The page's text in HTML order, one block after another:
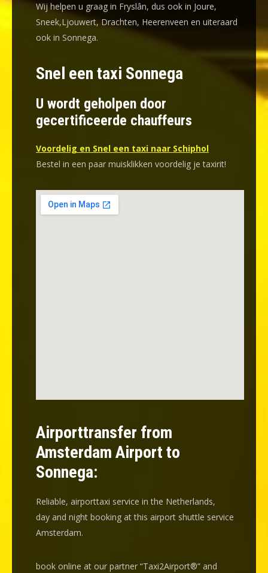
Wij helpen u graag in Fryslân, dus ook in Joure,
Sneek,Ljouwert, Drachten, Heerenveen en uiteraard
ook in Sonnega.
Snel een taxi Sonnega
U wordt geholpen door
gecertificeerde chauffeurs
Voordelig en Snel een taxi naar Schiphol
Bestel in een paar muisklikken voordelig je taxirit!
Airporttransfer from
Amsterdam Airport to
Sonnega:
Reliable, airporttaxi service in the Netherlands,
day and night booking at this airport shuttle service
Amsterdam.
book online at our partner “Taxi2Airport®” and